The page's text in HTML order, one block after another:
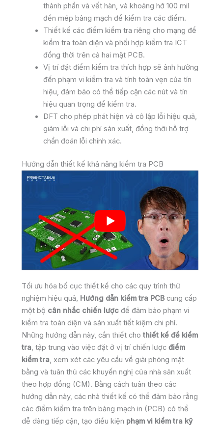
thành phần và vết hàn, và khoảng hở 100 mil
đến mép bảng mạch để kiểm tra các điểm.
Thiết kế các điểm kiểm tra riêng cho mạng để
kiểm tra toàn diện và phối hợp kiểm tra ICT
đồng thời trên cả hai mặt PCB.
Vị trí đặt điểm kiểm tra thích hợp sẽ ảnh hưởng
đến phạm vi kiểm tra và tính toàn vẹn của tín
hiệu, đảm bảo có thể tiếp cận các nút và tín
hiệu quan trọng để kiểm tra.
DFT cho phép phát hiện và cô lập lỗi hiệu quả,
giảm lỗi và chi phí sản xuất, đồng thời hỗ trợ
chẩn đoán lỗi chính xác.
Hướng dẫn thiết kế khả năng kiểm tra PCB
Tối ưu hóa bố cục thiết kế cho các quy trình thử
nghiệm hiệu quả, Hướng dẫn kiểm tra PCB cung cấp
một bộ cân nhắc chiến lược để đảm bảo phạm vi
kiểm tra toàn diện và sản xuất tiết kiệm chi phí.
Những hướng dẫn này, cần thiết cho thiết kế để kiểm
tra, tập trung vào việc đặt ở vị trí chiến lược điểm
kiểm tra, xem xét các yêu cầu về giải phóng mặt
bằng và tuân thủ các khuyến nghị của nhà sản xuất
theo hợp đồng (CM). Bằng cách tuân theo các
hướng dẫn này, các nhà thiết kế có thể đảm bảo rằng
các điểm kiểm tra trên bảng mạch in (PCB) có thể
dễ dàng tiếp cận, tạo điều kiện phạm vi kiểm tra kỹ